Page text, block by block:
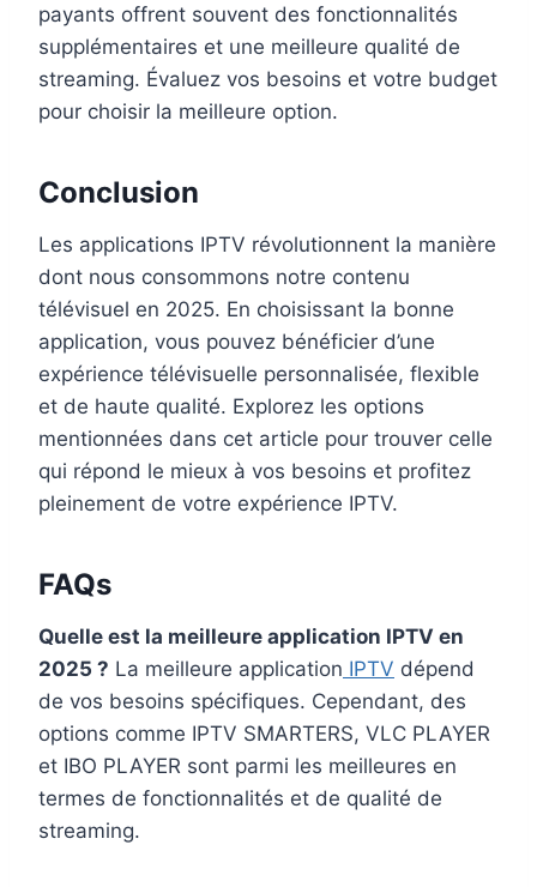
payants offrent souvent des fonctionnalités
supplémentaires et une meilleure qualité de
streaming. Évaluez vos besoins et votre budget
pour choisir la meilleure option.
Conclusion
Les applications IPTV révolutionnent la manière
dont nous consommons notre contenu
télévisuel en 2025. En choisissant la bonne
application, vous pouvez bénéficier d’une
expérience télévisuelle personnalisée, flexible
et de haute qualité. Explorez les options
mentionnées dans cet article pour trouver celle
qui répond le mieux à vos besoins et profitez
pleinement de votre expérience IPTV.
FAQs
Quelle est la meilleure application IPTV en
2025 ? La meilleure application IPTV dépend
de vos besoins spécifiques. Cependant, des
options comme IPTV SMARTERS, VLC PLAYER
et IBO PLAYER sont parmi les meilleures en
termes de fonctionnalités et de qualité de
streaming.